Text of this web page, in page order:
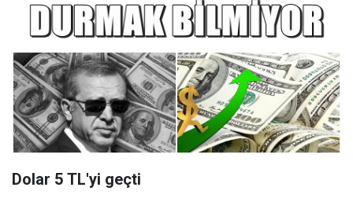
Dolar 5 TL'yi geçti